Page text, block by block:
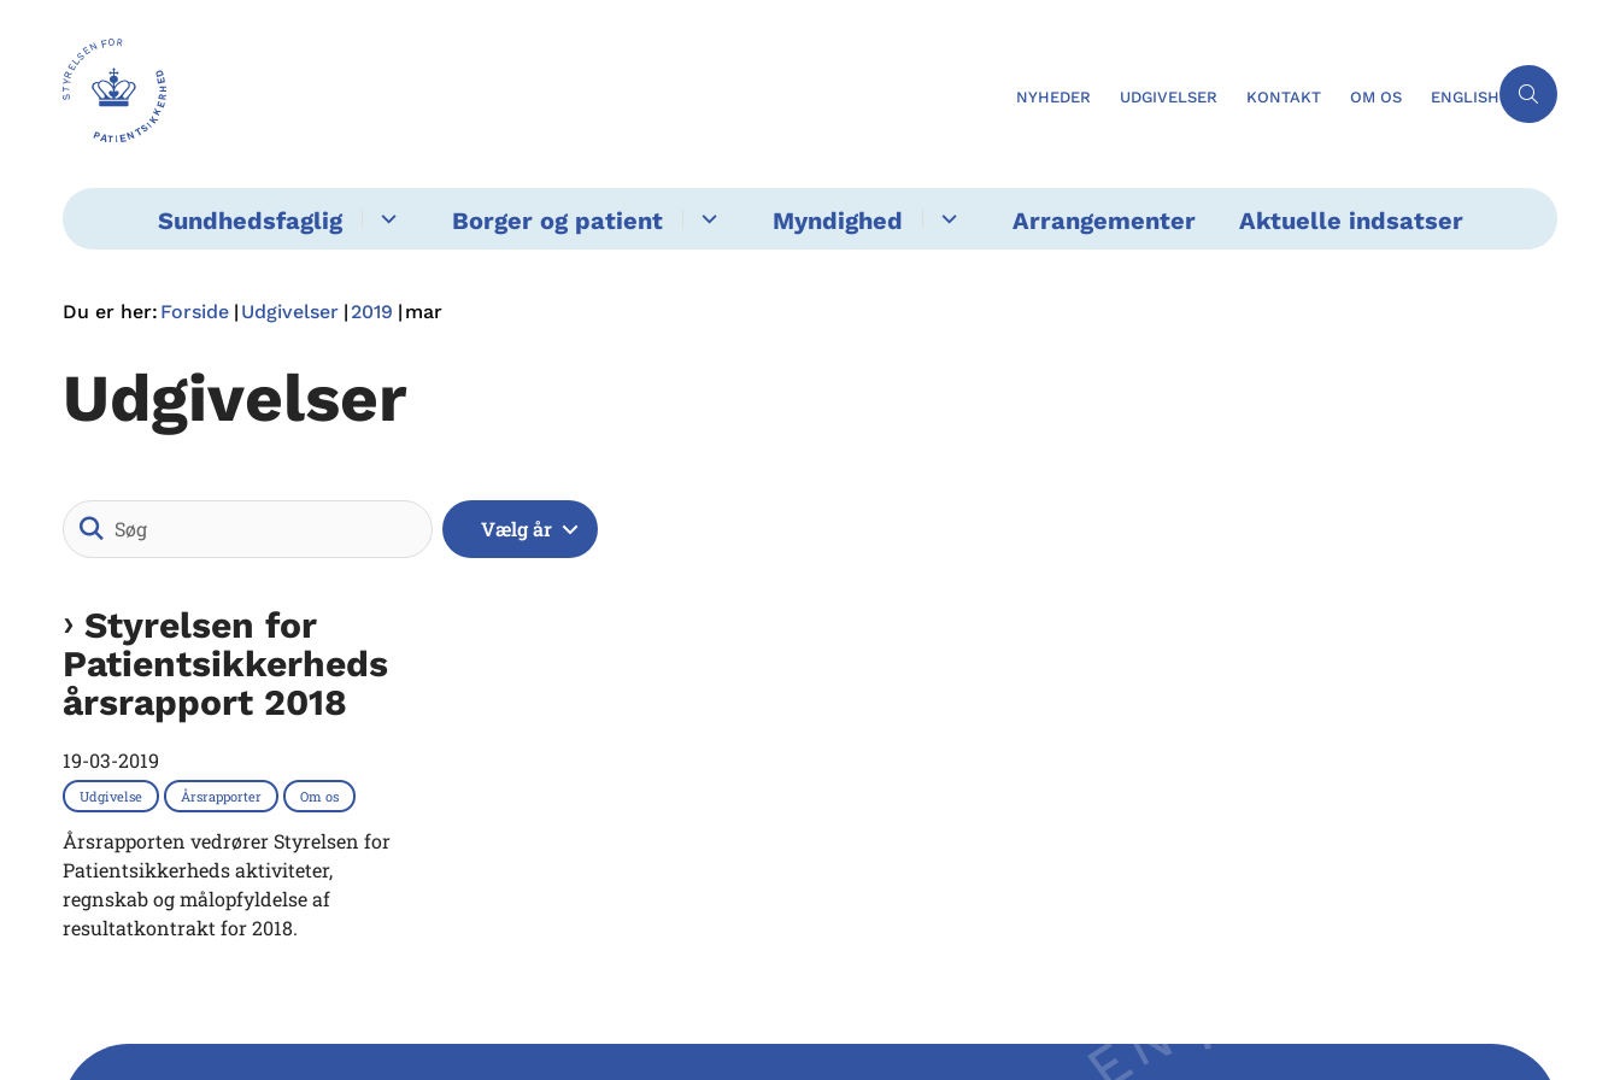
NYHEDER UDGIVELSER KONTAKT OM OS ENGLISH
Sundhedsfaglig Borger og patient Myndighed Arrangementer Aktuelle indsatser
Du er her: Forside Udgivelser 2019 mar
Udgivelser
Søg
Vælg år
Styrelsen for
Patientsikkerheds
årsrapport 2018
19-03-2019
Udgivelse Årsrapporter Om os
Årsrapporten vedrører Styrelsen for
Patientsikkerheds aktiviteter,
regnskab og målopfyldelse af
resultatkontrakt for 2018.